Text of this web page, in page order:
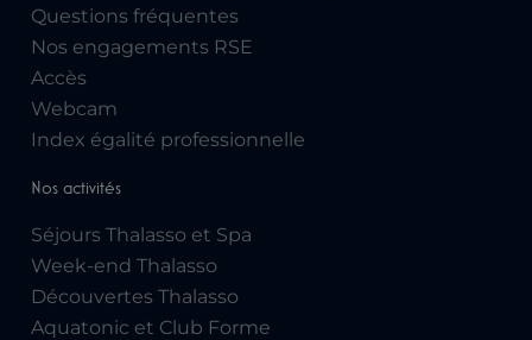
Questions fréquentes
Nos engagements RSE
Accès
Webcam
Index égalité professionnelle
Nos activités
Séjours Thalasso et Spa
Week-end Thalasso
Découvertes Thalasso
Aquatonic et Club Forme